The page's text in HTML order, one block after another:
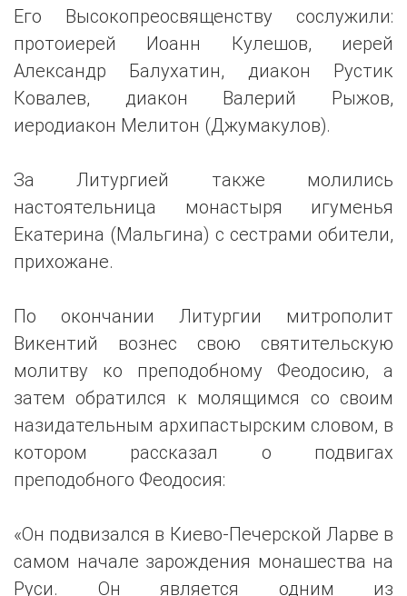
Его Высокопреосвященству сослужили:
протоиерей Иоанн Кулешов, иерей
Александр Балухатин, диакон Рустик
Ковалев, диакон Валерий Рыжов,
иеродиакон Мелитон (Джумакулов).
За Литургией также молились
настоятельница монастыря игуменья
Екатерина (Мальгина) с сестрами обители,
прихожане.
По окончании Литургии митрополит
Викентий вознес свою святительскую
молитву ко преподобному Феодосию, а
затем обратился к молящимся со своим
назидательным архипастырским словом, в
котором рассказал о подвигах
преподобного Феодосия:
«Он подвизался в Киево-Печерской Ларве в
самом начале зарождения монашества на
Руси. Он является одним из